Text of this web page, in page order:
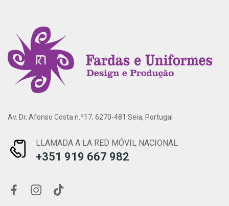
Av. Dr. Afonso Costa n.º17, 6270-481 Seia, Portugal
LLAMADA A LA RED MÓVIL NACIONAL
+351 919 667 982